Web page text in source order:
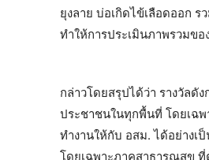
ยุงลาย บ่อเกิดไข้เลือดออก
ทำให้การประเมินภาพรวมข
กล่าวโดยสรุปได้ว่า รางวัลดั
ประชาชนในทุกพื้นที่ โดยเฉ
ทำงานให้กับ อสม. ได้อย่าง
โดยเฉพาะภาคสาธารณสุข